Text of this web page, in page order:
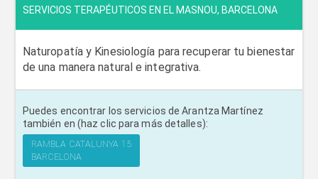
SERVICIOS TERAPÉUTICOS EN EL MASNOU, BARCELONA
Naturopatía y Kinesiología para recuperar tu bienestar
de una manera natural e integrativa.
Puedes encontrar los servicios de Arantza Martínez
también en (haz clic para más detalles):
RAMBLA CATALUNYA 15
BARCELONA